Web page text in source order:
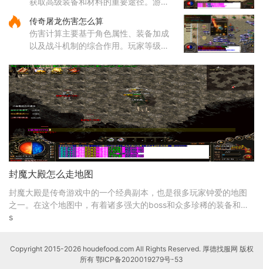
要包括矿洞、沃玛寺庙、祖玛寺庙、石
墓等地。矿洞分为不同层次，每层
传奇屠龙伤害怎么算
伤害计算主要基于角色属性、装备加成
以及战斗机制的综合作用。玩家等级和
础攻击力和技能伤害，提升等级和增加
主属性点是提高伤害的基础途
封魔大殿怎么走地图
封魔大殿是传奇游戏中的一个经典副本，也是很多玩家钟爱的地图
之一。在这个地图中，有着诸多强大的boss和众多珍稀的装备和道
具等待着玩家的探索。我将带大家详细介绍封魔大殿地
s
Copyright 2015-2026 houdefood.com All Rights Reserved. 厚德找服网 版权
所有 鄂ICP备2020019279号-53